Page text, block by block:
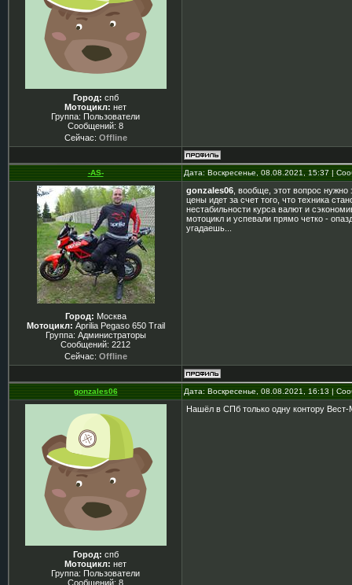
Город: спб
Мотоцикл: нет
Группа: Пользователи
Сообщений: 8
Сейчас: Offline
-AS- Дата: Воскресенье, 08.08.2021, 15:37 |
Город: Москва
Мотоцикл: Aprilia Pegaso 650 Trail
Группа: Администраторы
Сообщений: 2212
Сейчас: Offline
gonzales06 , вообще, этот вопрос
цены идет за счет того, что техника
нестабильности курса валют и
мотоцикл и успевали прямо четко -
угадаешь...
gonzales06 Дата: Воскресенье, 08.08.2021, 16:13 |
Город: спб
Мотоцикл: нет
Группа: Пользователи
Сообщений: 8
Нашёл в СПб только одну контору